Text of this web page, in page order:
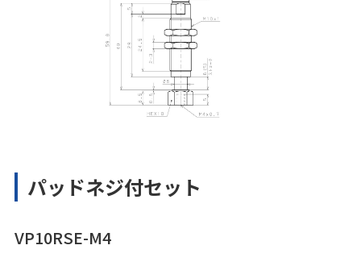
パッドネジ付セット
VP10RSE-M4